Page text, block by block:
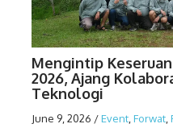
Mengintip
2026, Ajang
Teknologi
June 9, 2026 /Event Forwat